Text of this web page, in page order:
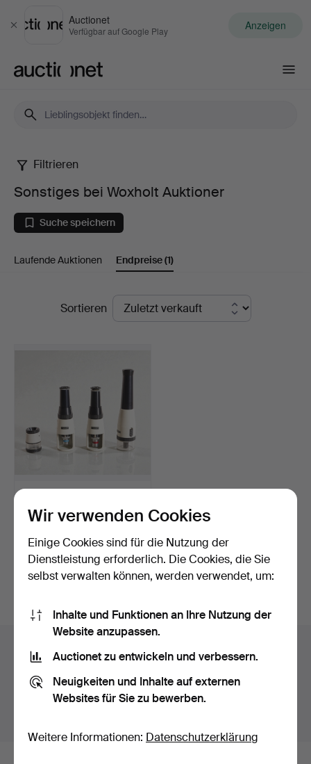
Schließen
Auctionet
Verfügbar auf Google Play Anzeigen
Sonstiges
bei
Woxholt
Auktioner
Filtrieren
Sonstiges bei Woxholt Auktioner
Suche speichern
Laufende Auktionen Endpreise(1)
EndpreiseSortieren
Sammlung Mikroskope, M…
Beendet 4. Feb 2026
3 Gebote
56 USD
Sie suchen in unserem Archiv der beendeten
Auktionen.
Wir verwenden Cookies
Einige Cookies sind für die Nutzung der
Dienstleistung erforderlich. Die Cookies, die Sie
selbst verwalten können, werden verwendet, um:
Inhalte und Funktionen an Ihre Nutzung der
Website anzupassen.
Auctionet zu entwickeln und verbessern.
Neuigkeiten und Inhalte auf externen
Websites für Sie zu bewerben.
Weitere Informationen: Datenschutzerklärung